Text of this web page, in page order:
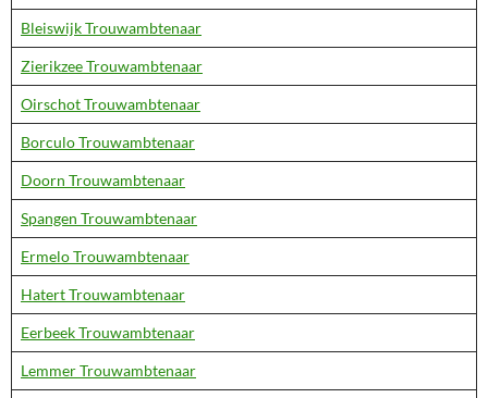
Bleiswijk Trouwambtenaar
Zierikzee Trouwambtenaar
Oirschot Trouwambtenaar
Borculo Trouwambtenaar
Doorn Trouwambtenaar
Spangen Trouwambtenaar
Ermelo Trouwambtenaar
Hatert Trouwambtenaar
Eerbeek Trouwambtenaar
Lemmer Trouwambtenaar